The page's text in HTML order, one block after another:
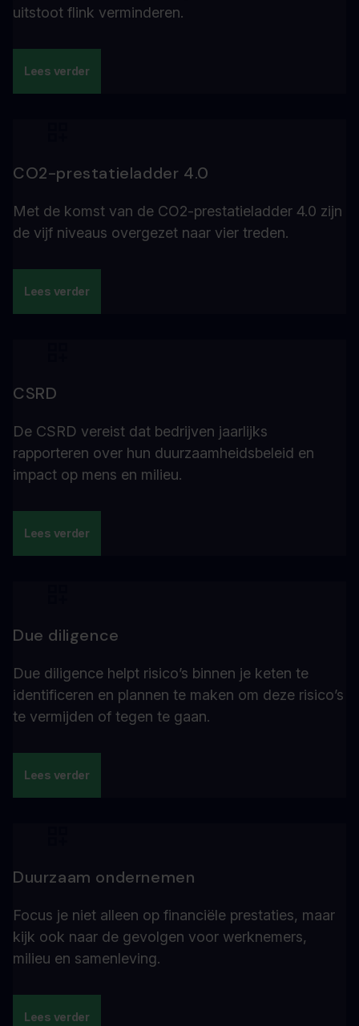
uitstoot flink verminderen.
Lees verder
CO2-prestatieladder 4.0
Met de komst van de CO2-prestatieladder 4.0 zijn
de vijf niveaus overgezet naar vier treden.
Lees verder
CSRD
De CSRD vereist dat bedrijven jaarlijks
rapporteren over hun duurzaamheidsbeleid en
impact op mens en milieu.
Lees verder
Due diligence
Due diligence helpt risico’s binnen je keten te
identificeren en plannen te maken om deze risico’s
te vermijden of tegen te gaan.
Lees verder
Duurzaam ondernemen
Focus je niet alleen op financiële prestaties, maar
kijk ook naar de gevolgen voor werknemers,
milieu en samenleving.
Lees verder